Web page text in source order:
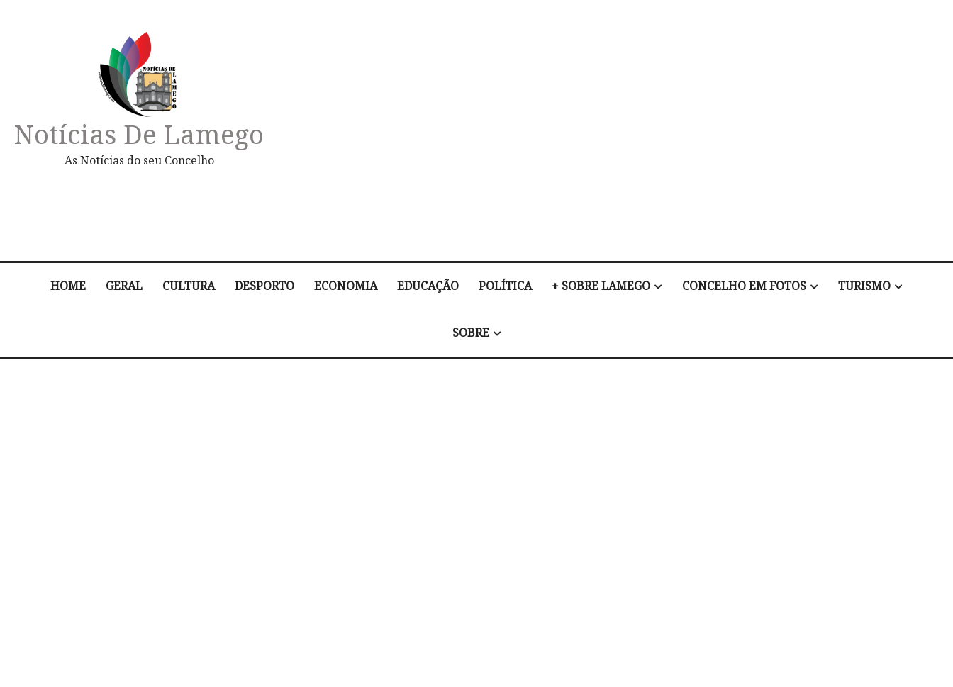
Notícias De Lamego
As Notícias do seu Concelho
HOME GERAL CULTURA DESPORTO ECONOMIA EDUCAÇÃO POLÍTICA + SOBRE LAMEGO CONCELHO EM FOTOS TURISMO
SOBRE